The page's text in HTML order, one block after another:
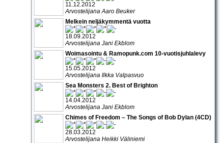
11.12.2012
Arvostelijana Aaro Beuker
Melkein neljäkymmentä vuotta
18.09.2012
Arvostelijana Jani Ekblom
Woimasointu & Ramopunk.com 10-vuotisjuhlalevy
15.05.2012
Arvostelijana Ilkka Valpasvuo
Sea Monsters 2. Best of Brighton
14.04.2012
Arvostelijana Jani Ekblom
Chimes of Freedom – The Songs of Bob Dylan (4CD)
28.03.2012
Arvostelijana Heikki Väliniemi